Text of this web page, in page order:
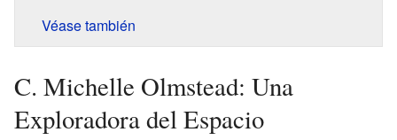
Véase también
C. Michelle Olmstead: Una
Exploradora del Espacio